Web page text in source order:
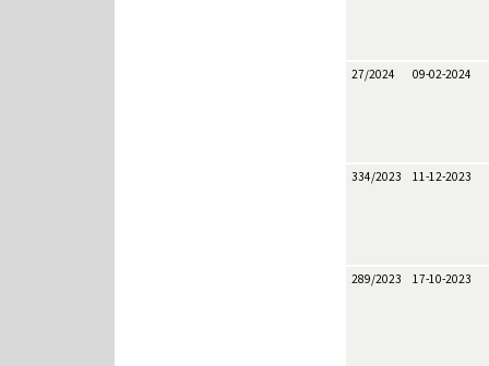
27/2024 09-02-2024
334/2023 11-12-2023
289/2023 17-10-2023